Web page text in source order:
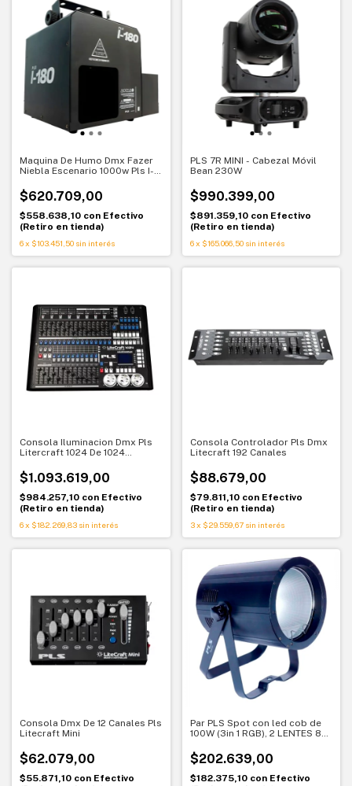
Maquina De Humo Dmx Fazer
Niebla Escenario 1000w Pls I-
$620.709,00
$558.638,10 con Efectivo
(Retiro en tienda)
6x $103.451,50 sin interés
PLS 7R MINI - Cabezal Móvil
Bean 230W
$990.399,00
$891.359,10 con Efectivo
(Retiro en tienda)
6 x $165.066,50 sin interés
Consola Iluminacion Dmx Pls
Litercraft 1024 De 1024
$1.093.619,00
$984.257,10 con Efectivo
(Retiro en tienda)
6x $182.269,83 sin interés
Consola Controlador Pls Dmx
Litecraft 192 Canales
$88.679,00
$79.811,10 con Efectivo
(Retiro en tienda)
3 x $29.559,67 sin interés
Consola Dmx De 12 Canales Pls
Litecraft Mini
$62.079,00
$55.871,10 con Efectivo
Par PLS Spot con led cob de
100W (3in 1 RGB), 2 LENTES 85°
$202.639,00
$182.375,10 con Efectivo